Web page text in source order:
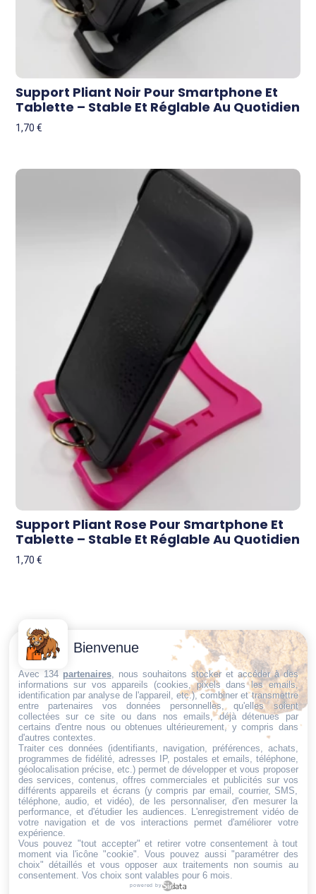
Support Pliant Noir Pour Smartphone Et
Tablette – Stable Et Réglable Au Quotidien
1,70€
Support Pliant Rose Pour Smartphone Et
Tablette – Stable Et Réglable Au Quotidien
1,70€
Trouvez ce qu'il vous faut,
au bon endroit
Conditions
générales
de vente
Politique de
cookies
Politique de
confidentialité
Mentions
légales
Conditions de
retour et de
remboursement
Droit de
rétractation
Contactez-
Nous
Email:
dt@sasbms.fr
Bienvenue
Avec 134 partenaires, nous souhaitons stocker et accéder à des
informations sur vos appareils (cookies, pixels dans les emails,
identification par analyse de l'appareil, etc.), combiner et transmettre
entre partenaires vos données personnelles, qu'elles soient
collectées sur ce site ou dans nos emails, déjà détenues par
certains d'entre nous ou obtenues ultérieurement, y compris dans
d'autres contextes.
Traiter ces données (identifiants, navigation, préférences, achats,
programmes de fidélité, adresses IP, postales et emails, téléphone,
géolocalisation précise, etc.) permet de développer et vous proposer
des services, contenus, offres commerciales et publicités sur vos
différents appareils et écrans (y compris par email, courrier, SMS,
téléphone, audio, et vidéo), de les personnaliser, d'en mesurer la
performance, et d'étudier les audiences. L'enregistrement vidéo de
votre navigation et de vos interactions permet d'améliorer votre
expérience.
Vous pouvez "tout accepter" et retirer votre consentement à tout
moment via l'icône "cookie" . Vous pouvez aussi "paramétrer des
choix" détaillés et vous opposer aux traitements non soumis au
consentement. Vos choix sont valables pour 6 mois.
powered by